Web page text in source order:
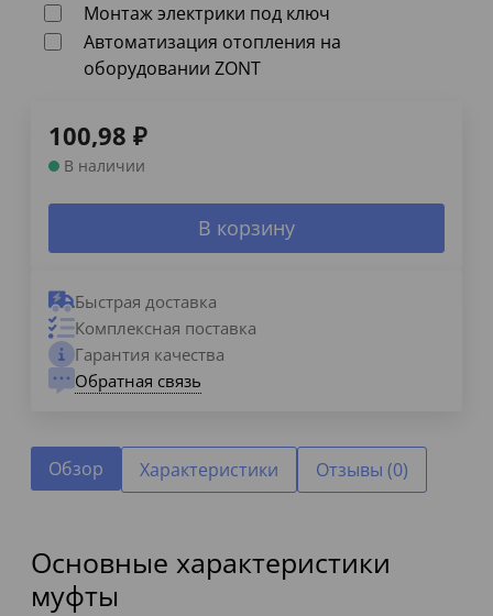
Монтаж электрики под ключ
Автоматизация отопления на
оборудовании ZONT
100,98 ₽
В наличии
В корзину
Быстрая доставка
Комплексная поставка
Гарантия качества
Обратная связь
Обзор Характеристики Отзывы (0)
Основные характеристики
муфты